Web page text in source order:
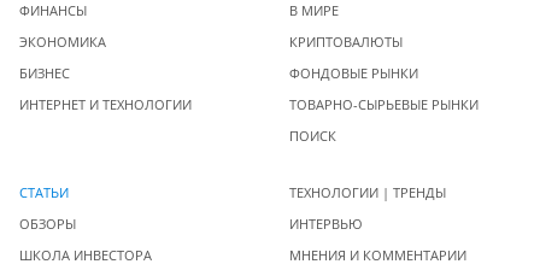
ФИНАНСЫ
ЭКОНОМИКА
БИЗНЕС
ИНТЕРНЕТ И ТЕХНОЛОГИИ
В МИРЕ
КРИПТОВАЛЮТЫ
ФОНДОВЫЕ РЫНКИ
ТОВАРНО-СЫРЬЕВЫЕ РЫНКИ
ПОИСК
СТАТЬИ
ОБЗОРЫ
ШКОЛА ИНВЕСТОРА
ТЕХНОЛОГИИ | ТРЕНДЫ
ИНТЕРВЬЮ
МНЕНИЯ И КОММЕНТАРИИ